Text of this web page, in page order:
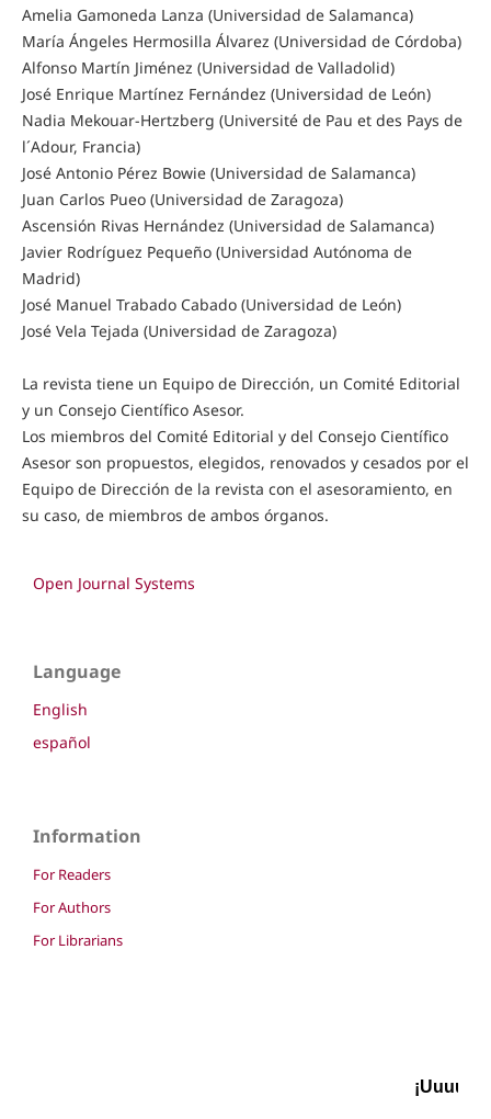
Amelia Gamoneda Lanza (Universidad de Salamanca)
María Ángeles Hermosilla Álvarez (Universidad de Córdoba)
Alfonso Martín Jiménez (Universidad de Valladolid)
José Enrique Martínez Fernández (Universidad de León)
Nadia Mekouar-Hertzberg (Université de Pau et des Pays de
l´Adour, Francia)
José Antonio Pérez Bowie (Universidad de Salamanca)
Juan Carlos Pueo (Universidad de Zaragoza)
Ascensión Rivas Hernández (Universidad de Salamanca)
Javier Rodríguez Pequeño (Universidad Autónoma de
Madrid)
José Manuel Trabado Cabado (Universidad de León)
José Vela Tejada (Universidad de Zaragoza)
La revista tiene un Equipo de Dirección, un Comité Editorial
y un Consejo Científico Asesor.
Los miembros del Comité Editorial y del Consejo Científico
Asesor son propuestos, elegidos, renovados y cesados por el
Equipo de Dirección de la revista con el asesoramiento, en
su caso, de miembros de ambos órganos.
Open Journal Systems
Language
English
español
Information
For Readers
For Authors
For Librarians